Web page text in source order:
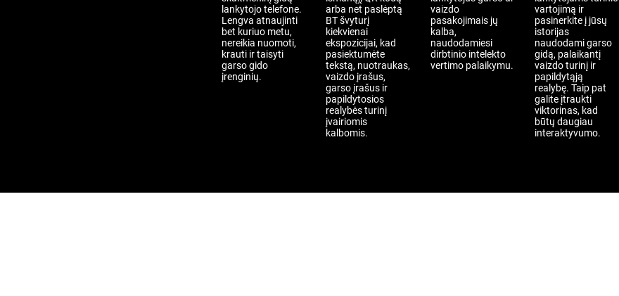
lankytojo telefone.
Lengva atnaujinti
bet kuriuo metu,
nereikia nuomoti,
krauti ir taisyti
garso gido
įrenginių.
arba net paslėptą
BT švyturį
kiekvienai
ekspozicijai, kad
pasiektumėte
tekstą, nuotraukas,
vaizdo įrašus,
garso įrašus ir
papildytosios
realybės turinį
įvairiomis
kalbomis.
vaizdo
pasakojimais jų
kalba,
naudodamiesi
dirbtinio intelekto
vertimo palaikymu.
vartojimą ir
pasinerkite į jūsų
istorijas
naudodami garso
gidą, palaikantį
vaizdo turinį ir
papildytąją
realybę. Taip pat
galite įtraukti
viktorinas, kad
būtų daugiau
interaktyvumo.